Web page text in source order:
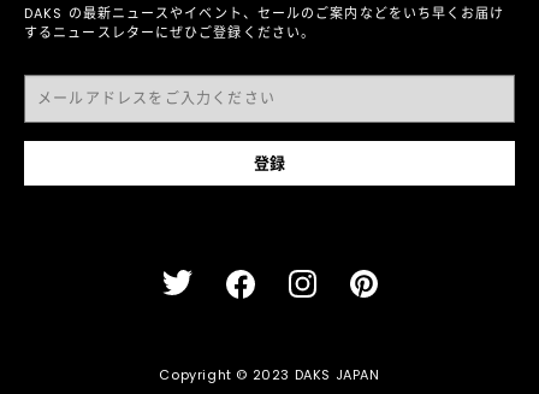
DAKS の最新ニュースやイベント、セールのご案内などをいち早くお届け
するニュースレターにぜひご登録ください。
Copyright © 2023 DAKS JAPAN